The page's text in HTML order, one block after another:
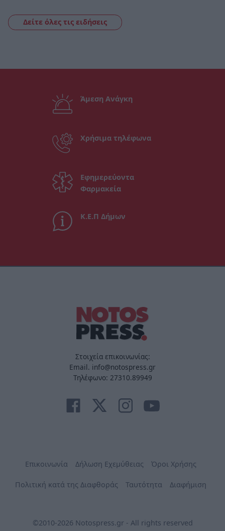
Δείτε όλες τις ειδήσεις
Άμεση Ανάγκη
Χρήσιμα τηλέφωνα
Εφημερεύοντα
Φαρμακεία
Κ.Ε.Π Δήμων
Στοιχεία επικοινωνίας:
Email. info@notospress.gr
Τηλέφωνο: 27310.89949
Επικοινωνία Δήλωση Εχεμύθειας Όροι Χρήσης
Πολιτική κατά της Διαφθοράς Ταυτότητα Διαφήμιση
©2010-2026 Notospress.gr - All rights reserved